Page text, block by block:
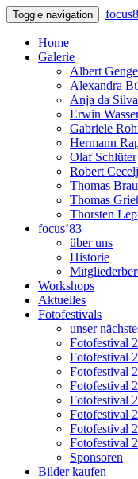
Toggle navigation
Home
Galerie
Albert
Alexandra
Anja da
Erwin
Gabriele
Hermann
Olaf Schlüter
Robert
Thomas
Thomas
Thorsten
focus’83
über uns
Historie
Workshops
Aktuelles
Fotofestivals
unser
Fotofestival
Fotofestival
Fotofestival
Fotofestival
Fotofestival
Fotofestival
Fotofestival
Fotofestival
Sponsoren
Bilder kaufen